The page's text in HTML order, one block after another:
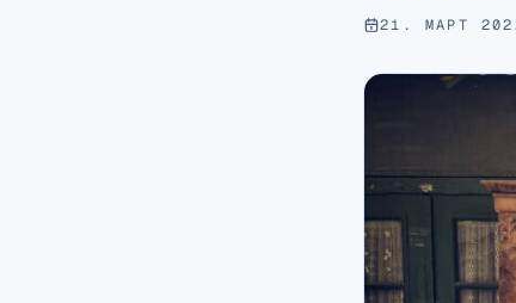
21. МАРТ